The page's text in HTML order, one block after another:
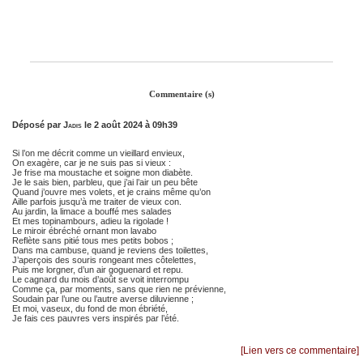
Commentaire (s)
Déposé par Jadis le 2 août 2024 à 09h39
Si l’on me décrit comme un vieillard envieux,
On exagère, car je ne suis pas si vieux :
Je frise ma moustache et soigne mon diabète.
Je le sais bien, parbleu, que j’ai l’air un peu bête
Quand j’ouvre mes volets, et je crains même qu’on
Aille parfois jusqu’à me traiter de vieux con.
Au jardin, la limace a bouffé mes salades
Et mes topinambours, adieu la rigolade !
Le miroir ébréché ornant mon lavabo
Reflète sans pitié tous mes petits bobos ;
Dans ma cambuse, quand je reviens des toilettes,
J’aperçois des souris rongeant mes côtelettes,
Puis me lorgner, d’un air goguenard et repu.
Le cagnard du mois d’août se voit interrompu
Comme ça, par moments, sans que rien ne prévienne,
Soudain par l’une ou l’autre averse diluvienne ;
Et moi, vaseux, du fond de mon ébriété,
Je fais ces pauvres vers inspirés par l’été.
[Lien vers ce commentaire]